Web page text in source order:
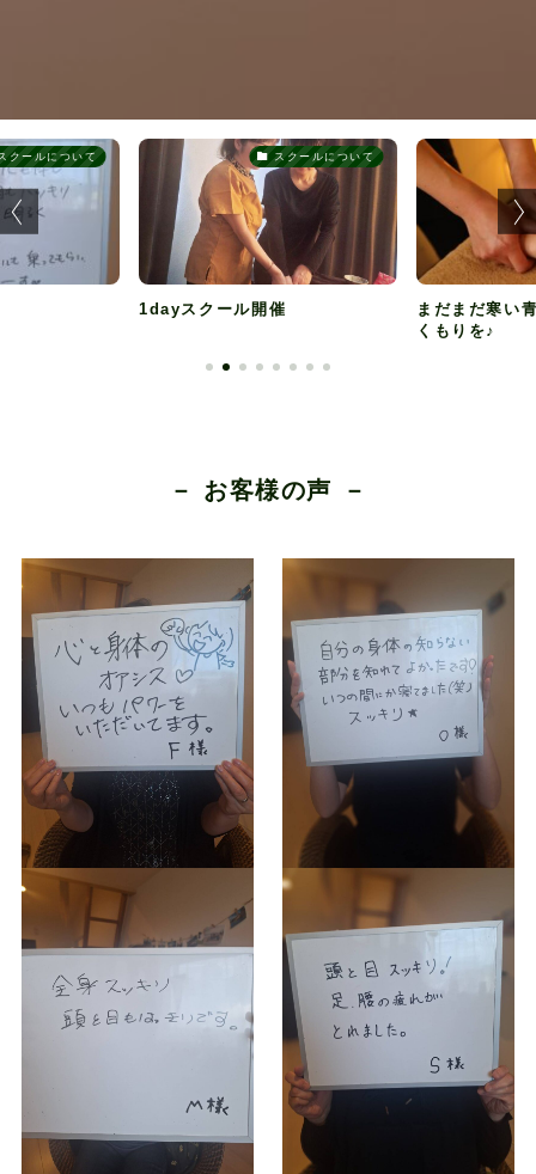
スクールについて サロンについて
まだまだ寒い青森に、バリのぬ
冷えやすい
リニーズ
－ お客様の声 －